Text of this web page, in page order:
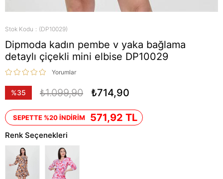
Stok Kodu (DP10029)
Dipmoda kadın pembe v yaka bağlama
detaylı çiçekli mini elbise DP10029
Yorumlar
%35
₺1.099,90 ₺714,90
SEPETTE %20 İNDİRİM 571,92 TL
Renk Seçenekleri